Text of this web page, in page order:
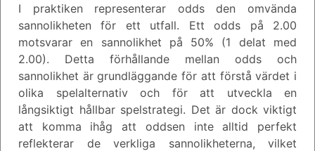
I praktiken representerar odds den omvända
sannolikheten för ett utfall. Ett odds på 2.00
motsvarar en sannolikhet på 50% (1 delat med
2.00). Detta förhållande mellan odds och
sannolikhet är grundläggande för att förstå värdet i
olika spelalternativ och för att utveckla en
långsiktigt hållbar spelstrategi. Det är dock viktigt
att komma ihåg att oddsen inte alltid perfekt
reflekterar de verkliga sannolikheterna, vilket